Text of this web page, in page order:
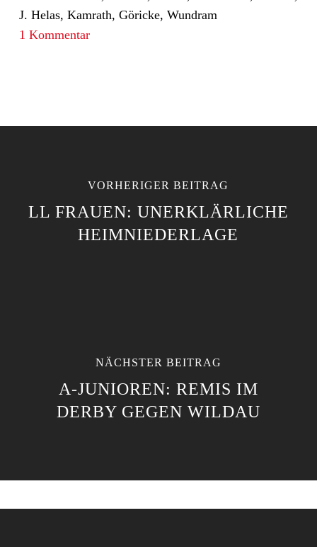
J. Helas, Kamrath, Göricke, Wundram
1 Kommentar
VORHERIGER BEITRAG
LL FRAUEN: UNERKLÄRLICHE
HEIMNIEDERLAGE
NÄCHSTER BEITRAG
A-JUNIOREN: REMIS IM
DERBY GEGEN WILDAU